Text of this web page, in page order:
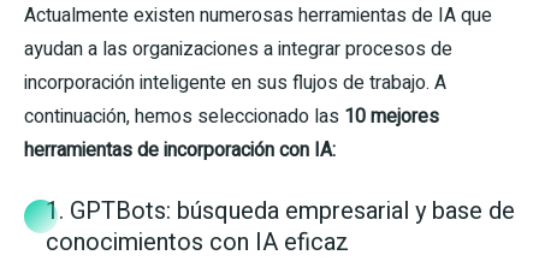
Actualmente existen numerosas herramientas de IA que
ayudan a las organizaciones a integrar procesos de
incorporación inteligente en sus flujos de trabajo. A
continuación, hemos seleccionado las 10 mejores
herramientas de incorporación con IA:
1. GPTBots: búsqueda empresarial y base de
conocimientos con IA eficaz